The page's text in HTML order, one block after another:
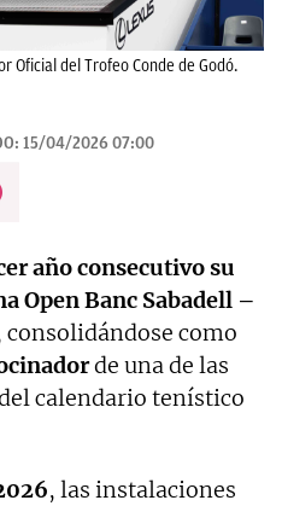
Oficial del Trofeo Conde de Godó.
15/04/2026 07:00
año consecutivo su
Open Banc Sabadell –
consolidándose como
de una de las
calendario tenístico
, las instalaciones